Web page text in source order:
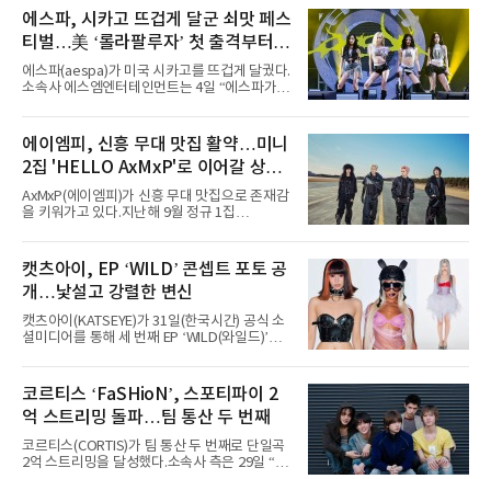
에스파, 시카고 뜨겁게 달군 쇠맛 페스
티벌…美 ‘롤라팔루자’ 첫 출격부터
증명한 존재감
에스파(aespa)가 미국 시카고를 뜨겁게 달궜다.
소속사 에스엠엔터테인먼트는 4일 “에스파가
서 열린 ‘롤라팔루자 시카고’(Lollapalooza
Chicago)의 알리안츠 스테이지에 올랐다”며
“총 14곡으로 구성된 세트리스트를 선사, 데뷔 7
년 차다운 노련한 무대 매너와 파워풀한 에너지
로 현장의 분위기를 압도했다”고 밝혔다.1991
년 시작된 ‘롤라팔루자’는 8개 스테이지, 170여
팀의 아티스트와 40만 명 이상의 관객이 운집하
코르티스 등 K팝 스타들이 출연진 명단에 이름
을 올렸다.이날 에스파는
에이엠피, 신흥 무대 맛집 활약…미니
2집 'HELLO AxMxP'로 이어갈 상승
세
AxMxP(에이엠피)가 신흥 무대 맛집으로 존재감
을 키워가고 있다.지난해 9월 정규 1집
AxMxP는 데뷔 전부터 버스킹과 각종 페스티벌,
공연 무대에 오르며 실전 경험을 쌓아왔다.이들
은 소속사 패밀리 콘서트를 비롯해 '뷰티풀 민트
라이프 2025', '2025 부산국제록페스티벌' 등 대
형 무대에 잇달아 출연해 당찬 에너지와 풋풋한
매력으로 음악팬들의 눈도장을 찍었다.이후
AxMxP는 '카운트다운 판타지 2025-2026',
정적인 실력을 입증했고, 올해 '2026 어썸뮤직
페스티벌', '뷰티풀 민트 라이프 2026', '2026
캣츠아이, EP ‘WILD’ 콘셉트 포토 공
개…낯설고 강렬한 변신
캣츠아이(KATSEYE)가 31일(한국시간) 공식 소
셜미디어를 통해 세 번째 EP ‘WILD(와일드)’의
heart(와일드 하트)’라는 제목이 붙은 콘셉트 포
토에는 멤버들의 본능적이고 야성적인 면모가
강렬하게 담겼다. 짙은 아이섀도와 푸른빛·금빛·
붉은빛의 컬러 렌즈가 비현실적인 분위기를 자
아내고, 여러 원색이 불규칙하게 뒤섞인 멀티컬
러 헤어와 과감한 블루·블랙 립 메이크업이 낯설
고도 매혹적인 비주얼을 완성했다.스타일링 역
코르티스 ‘FaSHioN’, 스포티파이 2
억 스트리밍 돌파…팀 통산 두 번째
코르티스(CORTIS)가 팀 통산 두 번째로 단일곡
2억 스트리밍을 달성했다.소속사 측은 29일 “코